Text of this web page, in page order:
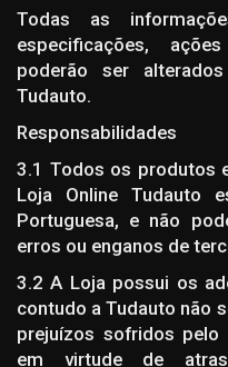
Todas as
especificações,
poderão ser
Tudauto.
Responsabilidades
3.1 Todos os produtos
Loja Online Tudauto
Portuguesa, e não
erros ou enganos de
3.2 A Loja possui os
contudo a Tudauto não
prejuízos sofridos
em virtude de